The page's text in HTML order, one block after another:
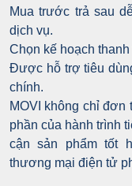
Mua trước trả sau
dịch vụ.
Chọn kế hoạch
Được hỗ trợ tiêu
chính.
MOVI không chỉ đơn
phần của hành trình
cận sản phẩm tốt
thương mại điện tử